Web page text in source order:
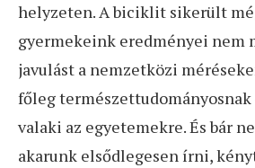
helyzeten. A biciklit sikerült
gyermekeink eredményei nem
javulást a nemzetközi
főleg
valaki az egyetemekre. És bár
akarunk elsődlegesen írni,